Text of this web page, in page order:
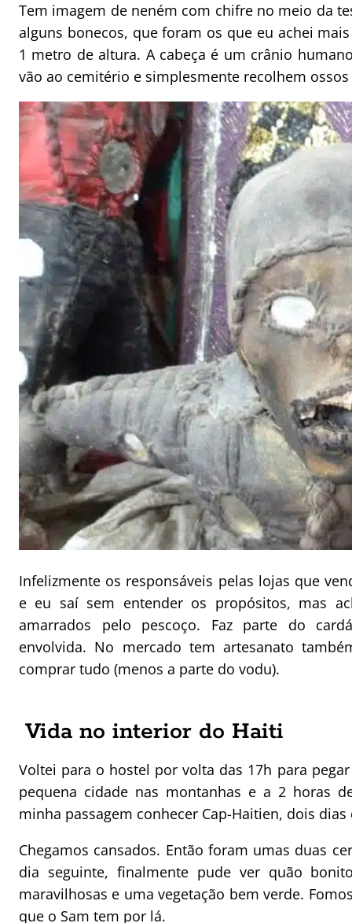
Tem imagem de neném com chifre no meio da
alguns bonecos, que foram os que eu achei
1 metro de altura. A cabeça é um crânio
vão ao cemitério e simplesmente recolhem
Infelizmente os responsáveis pelas lojas que
e eu saí sem entender os propósitos, mas
amarrados pelo pescoço. Faz parte do
envolvida. No mercado tem artesanato
comprar tudo (menos a parte do vodu).
Vida no interior do Haiti
Voltei para o hostel por volta das 17h para
pequena cidade nas montanhas e a 2 horas
minha passagem conhecer Cap-Haitien, dois dias
Chegamos cansados. Então foram umas duas
dia seguinte, finalmente pude ver quão
maravilhosas e uma vegetação bem verde. F
que o Sam tem por lá.